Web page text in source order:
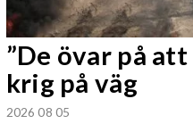
”De övar på
krig på väg
2026 08 05